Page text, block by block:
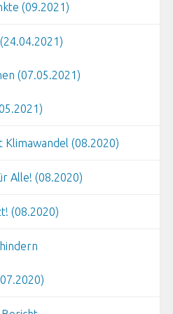
(09.2021)
(24.04.2021)
(07.05.2021)
Klimawandel (08.2020)
Alle! (08.2020)
(08.2020)